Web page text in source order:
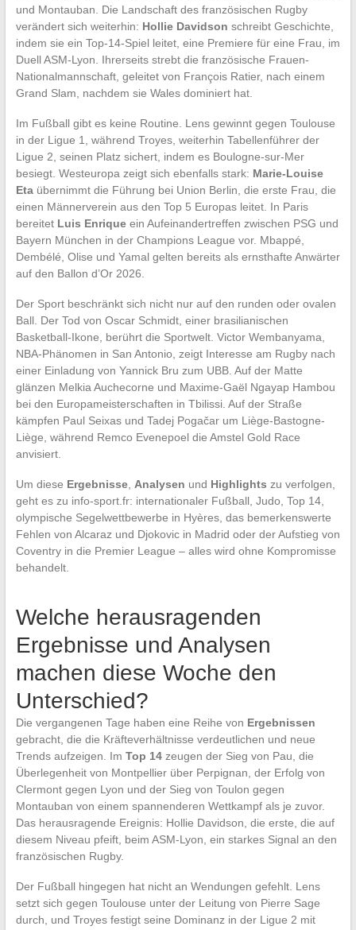
und Montauban. Die Landschaft des französischen Rugby
verändert sich weiterhin: Hollie Davidson schreibt Geschichte,
indem sie ein Top-14-Spiel leitet, eine Premiere für eine Frau, im
Duell ASM-Lyon. Ihrerseits strebt die französische Frauen-
Nationalmannschaft, geleitet von François Ratier, nach einem
Grand Slam, nachdem sie Wales dominiert hat.
Im Fußball gibt es keine Routine. Lens gewinnt gegen Toulouse
in der Ligue 1, während Troyes, weiterhin Tabellenführer der
Ligue 2, seinen Platz sichert, indem es Boulogne-sur-Mer
besiegt. Westeuropa zeigt sich ebenfalls stark: Marie-Louise
Etaübernimmt die Führung bei Union Berlin, die erste Frau, die
einen Männerverein aus den Top 5 Europas leitet. In Paris
bereitet Luis Enriqueein Aufeinandertreffen zwischen PSG und
Bayern München in der Champions League vor. Mbappé,
Dembélé, Olise und Yamal gelten bereits als ernsthafte Anwärter
auf den Ballon d’Or 2026.
Der Sport beschränkt sich nicht nur auf den runden oder ovalen
Ball. Der Tod von Oscar Schmidt, einer brasilianischen
Basketball-Ikone, berührt die Sportwelt. Victor Wembanyama,
NBA-Phänomen in San Antonio, zeigt Interesse am Rugby nach
einer Einladung von Yannick Bru zum UBB. Auf der Matte
glänzen Melkia Auchecorne und Maxime-Gaël Ngayap Hambou
bei den Europameisterschaften in Tbilissi. Auf der Straße
kämpfen Paul Seixas und Tadej Pogačar um Liège-Bastogne-
Liège, während Remco Evenepoel die Amstel Gold Race
anvisiert.
Um diese Ergebnisse, Analysen und Highlights zu verfolgen,
geht es zu info-sport.fr: internationaler Fußball, Judo, Top 14,
olympische Segelwettbewerbe in Hyères, das bemerkenswerte
Fehlen von Alcaraz und Djokovic in Madrid oder der Aufstieg von
Coventry in die Premier League – alles wird ohne Kompromisse
behandelt.
Welche herausragenden
Ergebnisse und Analysen
machen diese Woche den
Unterschied?
Die vergangenen Tage haben eine Reihe von Ergebnissen
gebracht, die die Kräfteverhältnisse verdeutlichen und neue
Trends aufzeigen. Im Top 14zeugen der Sieg von Pau, die
Überlegenheit von Montpellier über Perpignan, der Erfolg von
Clermont gegen Lyon und der Sieg von Toulon gegen
Montauban von einem spannenderen Wettkampf als je zuvor.
Das herausragende Ereignis: Hollie Davidson, die erste, die auf
diesem Niveau pfeift, beim ASM-Lyon, ein starkes Signal an den
französischen Rugby.
Der Fußball hingegen hat nicht an Wendungen gefehlt. Lens
setzt sich gegen Toulouse unter der Leitung von Pierre Sage
durch, und Troyes festigt seine Dominanz in der Ligue 2 mit